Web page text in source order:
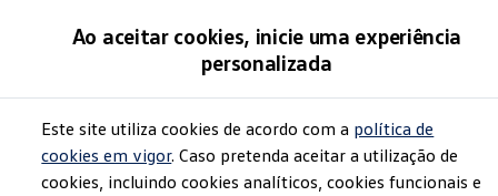
Ao aceitar cookies, inicie uma experiência
personalizada
Este site utiliza cookies de acordo com a política de
cookies em vigor. Caso pretenda aceitar a utilização de
cookies, incluindo cookies analíticos, cookies funcionais e
Menu